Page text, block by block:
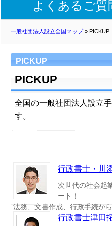
一般社団法人設立全国マップ» PICKUP
PICKUP
PICKUP
全国の一般社団法人設立
す。
行政書士・川
次世代の社会起
ート！
法務、文書作成、行政手続か
行政書士津田
よくあるご質